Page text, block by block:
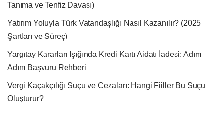
Tanıma ve Tenfiz Davası)
Yatırım Yoluyla Türk Vatandaşlığı Nasıl Kazanılır? (2025
Şartları ve Süreç)
Yargıtay Kararları Işığında Kredi Kartı Aidatı İadesi: Adım
Adım Başvuru Rehberi
Vergi Kaçakçılığı Suçu ve Cezaları: Hangi Fiiller Bu Suçu
Oluşturur?